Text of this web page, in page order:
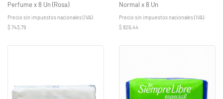
Perfume x 8 Un (Rosa)
Precio sin impuestos nacionales (IVA):
$ 743,79
Normal x 8 Un
Precio sin impuestos nacionales (IVA):
$ 826,44